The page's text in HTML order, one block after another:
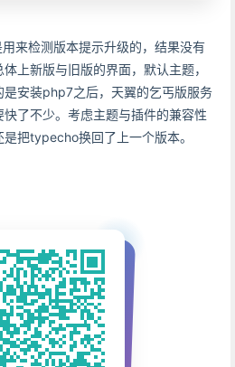
来检测版本提示升级的，结果没有
上新版与旧版的界面，默认主题，
是安装php7之后，天翼的乞丐版服务
了不少。考虑主题与插件的兼容性
把typecho换回了上一个版本。